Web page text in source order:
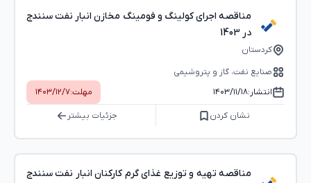
مناقصه اجرای کولینگ و فومینگ مخازن انبار نفت سنندج
در 1403
کردستان
صنایع نفت، گاز و پتروشیمی
انتشار:۱۴۰۳/۱۱/۱۸ مهلت:۱۴۰۳/۱۲/۷
نشان کردن جزئیات بیشتر
مناقصه تهیه و توزیع غذای گرم کارکنان انبار نفت سنندج